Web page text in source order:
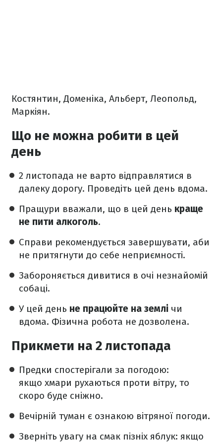
Костянтин, Доменіка, Альберт, Леопольд,
Маркіян.
Що не можна робити в цей
день
2 листопада не варто відправлятися в
далеку дорогу. Проведіть цей день вдома.
Пращури вважали, що в цей день краще
не пити алкоголь.
Справи рекомендується завершувати, аби
не притягнути до себе неприємності.
Забороняється дивитися в очі незнайомій
собаці.
У цей день не працюйте на землі чи
вдома. Фізична робота не дозволена.
Прикмети на 2 листопада
Предки спостерігали за погодою:
якщо хмари рухаються проти вітру, то
скоро буде сніжно.
Вечірній туман є ознакою вітряної погоди.
Зверніть увагу на смак пізніх яблук: якщо